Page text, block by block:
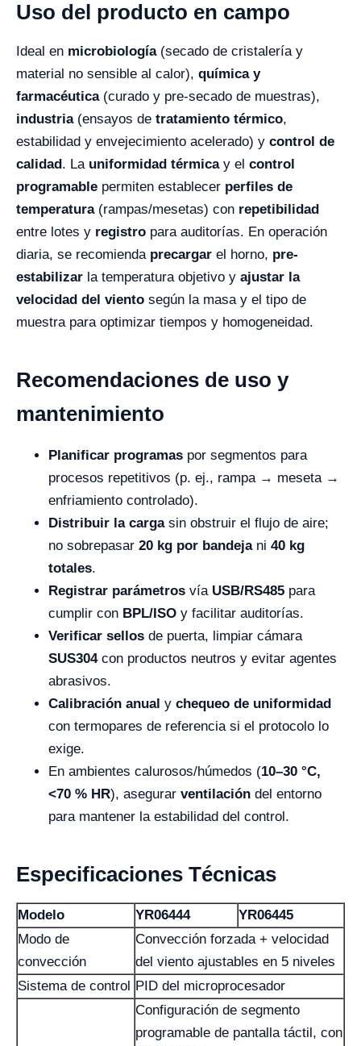
Uso del producto en campo
Ideal en microbiología(secado de cristalería y
material no sensible al calor), química y
farmacéutica(curado y pre-secado de muestras),
industria(ensayos de tratamiento térmico,
estabilidad y envejecimiento acelerado) y control de
calidad. La uniformidad térmicay el control
programable permiten establecer perfiles de
temperatura(rampas/mesetas) con repetibilidad
entre lotes y registro para auditorías. En operación
diaria, se recomienda precargar el horno, pre-
estabilizar la temperatura objetivo y ajustar la
velocidad del viento según la masa y el tipo de
muestra para optimizar tiempos y homogeneidad.
Recomendaciones de uso y
mantenimiento
Planificar programas por segmentos para
procesos repetitivos (p. ej., rampa → meseta →
enfriamiento controlado).
Distribuir la cargasin obstruir el flujo de aire;
no sobrepasar 20 kg por bandejani 40 kg
totales.
Registrar parámetros vía USB/RS485 para
cumplir con BPL/ISO y facilitar auditorías.
Verificar sellos de puerta, limpiar cámara
SUS304con productos neutros y evitar agentes
abrasivos.
Calibración anual y chequeo de uniformidad
con termopares de referencia si el protocolo lo
exige.
En ambientes calurosos/húmedos (10–30 °C,
<70 % HR), asegurar ventilación del entorno
para mantener la estabilidad del control.
Especificaciones Técnicas
Modelo YR06444
YR06445
Modo de
convección
Convección forzada + velocidad
del viento ajustables en 5 niveles
Sistema de control PID del microprocesador
Configuración de segmento
programable de pantalla táctil, con